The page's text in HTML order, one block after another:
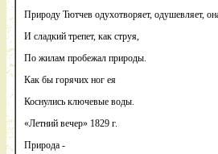
Природу Тютчев одухотворяет, одушевляет,
И сладкий трепет, как струя,
По жилам пробежал природы.
Как бы горячих ног ея
Коснулись ключевые воды.
«Летний вечер» 1829 г.
Природа -